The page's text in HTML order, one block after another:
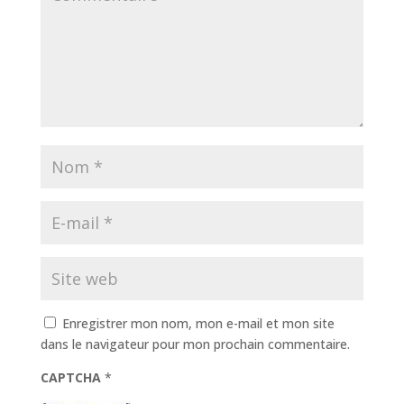
Enregistrer mon nom, mon e-mail et mon site
dans le navigateur pour mon prochain commentaire.
CAPTCHA *